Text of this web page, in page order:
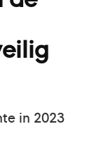
in 2023